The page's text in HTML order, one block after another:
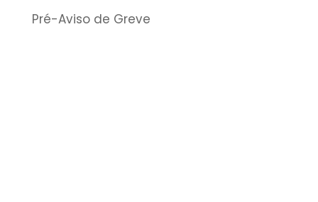
Pré-Aviso de Greve